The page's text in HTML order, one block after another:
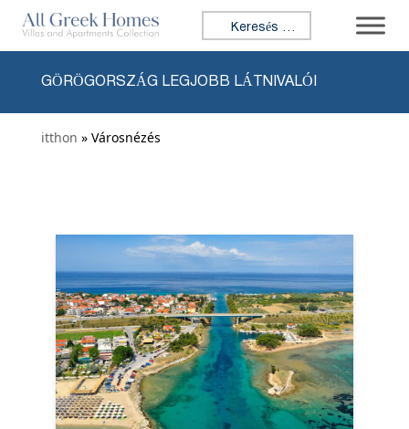
Ugrás a tartalomhoz
Keresés:
GÖRÖGORSZÁG LEGJOBB LÁTNIVALÓI
itthon » Városnézés